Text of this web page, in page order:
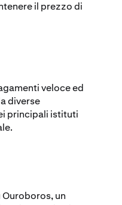
il prezzo di
veloce ed
diverse
principali istituti
Ouroboros, un